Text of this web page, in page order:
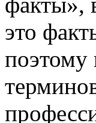
это
поэтому